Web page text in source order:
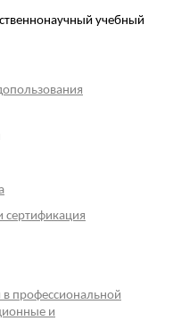
учебный
профессиональной
и